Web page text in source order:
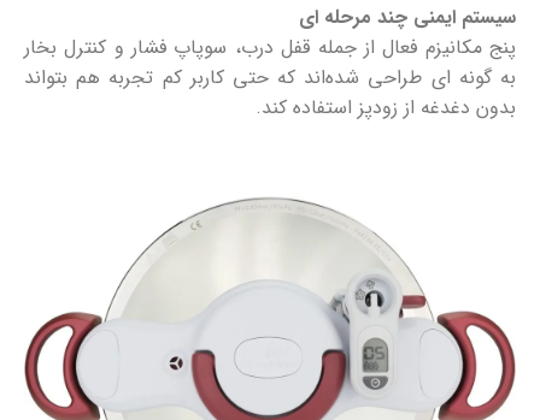
سیستم ایمنی چند مرحله‌ ای
پنج مکانیزم فعال از جمله قفل درب، سوپاپ فشار و کنترل بخار
به‌ گونه ‌ای طراحی شده‌اند که حتی کاربر کم ‌تجربه هم بتواند
بدون دغدغه از زودپز استفاده کند.